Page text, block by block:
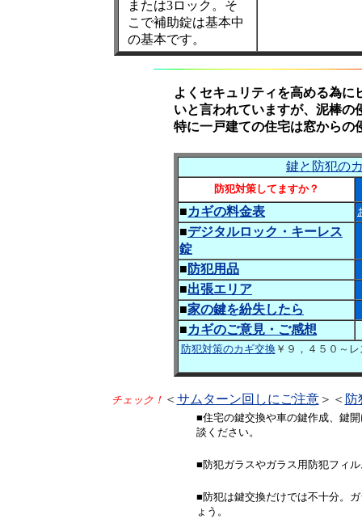
または3ロック。そ
こで補助錠は基本中
の基本です。
よくセキュリティを高める為に
いと言われていますが、泥棒の
特に一戸建ての住宅は窓からの
鍵と防犯の
防犯対策してますか？
■カギの料金表
■デジタルロック・キーレス
錠
■ 防犯用品
■出張エリア
■家の鍵を紛失したら
■カギのご意見・ご感想
防犯対策のカギ交換￥９，４５０～
チェック！ ＜ サムターン回しにご注意＞＜ 防
■住宅の鍵交換や車の鍵作成、鍵
談ください。
■防犯ガラスやガラス用防犯フィ
■防犯は鍵交換だけでは不十分。
ょう。